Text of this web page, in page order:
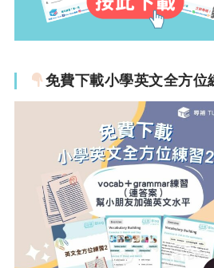
免費下載小學英文全方位